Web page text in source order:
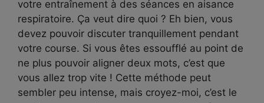
votre entraînement à des séances en aisance
respiratoire. Ça veut dire quoi ? Eh bien, vous
devez pouvoir discuter tranquillement pendant
votre course. Si vous êtes essoufflé au point de
ne plus pouvoir aligner deux mots, c’est que
vous allez trop vite ! Cette méthode peut
sembler peu intense, mais croyez-moi, c’est le